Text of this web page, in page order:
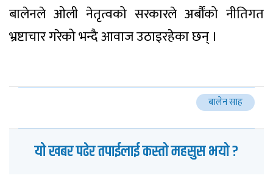
बालेनले ओली नेतृत्वको सरकारले अर्बौंको नीतिगत
भ्रष्टाचार गरेको भन्दै आवाज उठाइरहेका छन् ।
बालेन साह
यो खबर पढेर तपाईलाई कस्तो महसुस भयो ?